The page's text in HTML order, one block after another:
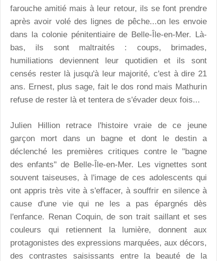
farouche amitié mais à leur retour, ils se font prendre
après avoir volé des lignes de pêche...on les envoie
dans la colonie pénitentiaire de Belle-Île-en-Mer. Là-
bas, ils sont maltraités : coups, brimades,
humiliations deviennent leur quotidien et ils sont
censés rester là jusqu'à leur majorité, c'est à dire 21
ans. Ernest, plus sage, fait le dos rond mais Mathurin
refuse de rester là et tentera de s'évader deux fois...
Julien Hillion retrace l'histoire vraie de ce jeune
garçon mort dans un bagne et dont le destin a
déclenché les premières critiques contre le "bagne
des enfants" de Belle-Île-en-Mer. Les vignettes sont
souvent taiseuses, à l'image de ces adolescents qui
ont appris très vite à s'effacer, à souffrir en silence à
cause d'une vie qui ne les a pas épargnés dès
l'enfance. Renan Coquin, de son trait saillant et ses
couleurs qui retiennent la lumière, donnent aux
protagonistes des expressions marquées, aux décors,
des contrastes saisissants entre la beauté de la